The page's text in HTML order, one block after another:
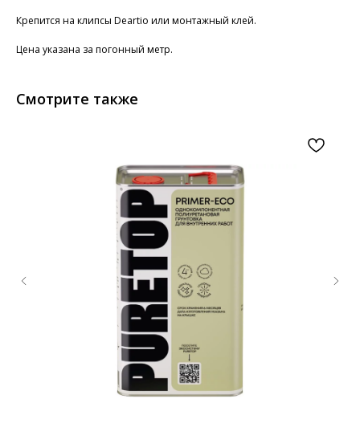
Крепится на клипсы Deartio или монтажный клей.
Цена указана за погонный метр.
Смотрите также